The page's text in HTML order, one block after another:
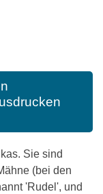
Sie sind
(bei den
'Rudel', und